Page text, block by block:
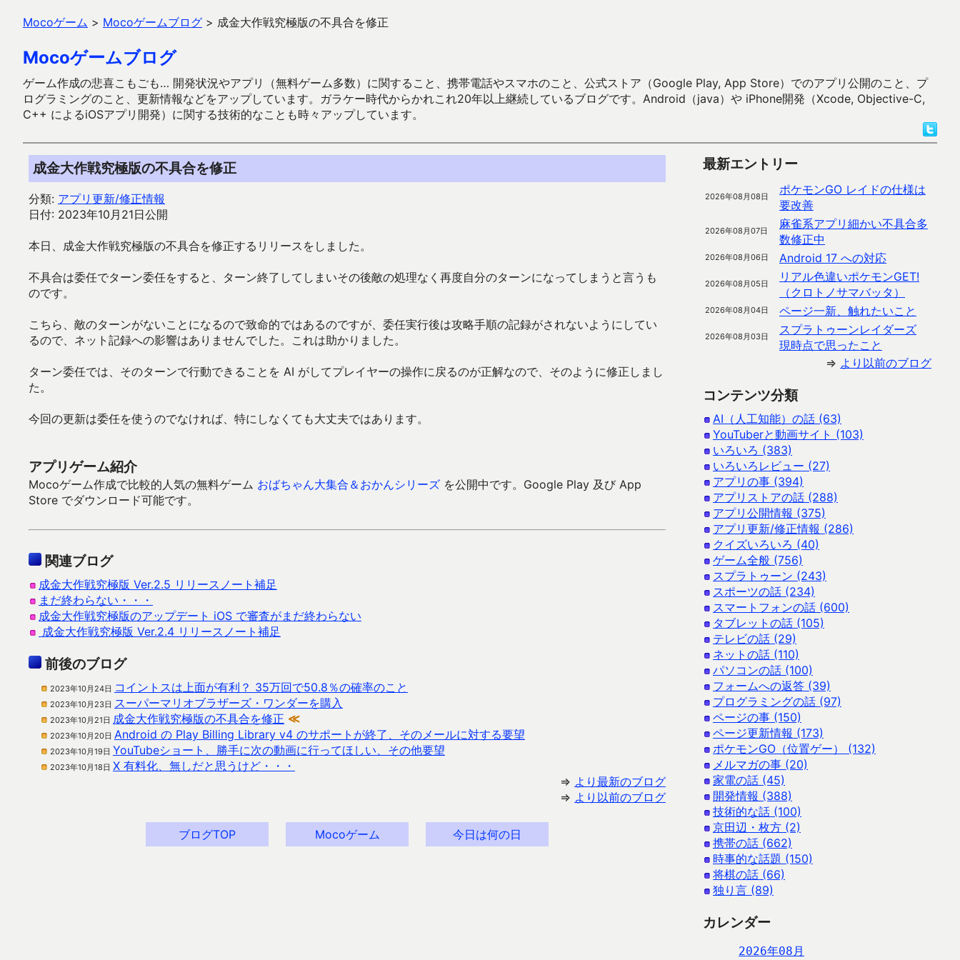
Mocoゲーム > Mocoゲームブログ > 成金大作戦究極版の不具合を修正
Mocoゲームブログ
ゲーム作成の悲喜こもごも… 開発状況やアプリ（無料ゲーム多数）に関すること、携帯電話やスマホのこと、公式ストア（Google Play, App Store）でのアプリ公開のこと、プ
ログラミングのこと、更新情報などをアップしています。ガラケー時代からかれこれ20年以上継続しているブログです。Android（java）や iPhone開発（Xcode, Objective-C,
C++ によるiOSアプリ開発）に関する技術的なことも時々アップしています。
成金大作戦究極版の不具合を修正
分類: アプリ更新/修正情報
日付: 2023年10月21日公開
本日、成金大作戦究極版の不具合を修正するリリースをしました。
不具合は委任でターン委任をすると、ターン終了してしまいその後敵の処理なく再度自分のターンになってしまうと言うも
のです。
こちら、敵のターンがないことになるので致命的ではあるのですが、委任実行後は攻略手順の記録がされないようにしてい
るので、ネット記録への影響はありませんでした。これは助かりました。
ターン委任では、そのターンで行動できることを AI がしてプレイヤーの操作に戻るのが正解なので、そのように修正しまし
た。
今回の更新は委任を使うのでなければ、特にしなくても大丈夫ではあります。
アプリゲーム紹介
Mocoゲーム作成で比較的人気の無料ゲーム おばちゃん大集合＆おかんシリーズ を公開中です。Google Play 及び App
Store でダウンロード可能です。
関連ブログ
成金大作戦究極版 Ver.2.5 リリースノート補足
まだ終わらない・・・
成金大作戦究極版のアップデート iOS で審査がまだ終わらない
成金大作戦究極版 Ver.2.4 リリースノート補足
前後のブログ
2023年10月24日 コイントスは上面が有利？ 35万回で50.8％の確率のこと
2023年10月23日 スーパーマリオブラザーズ・ワンダーを購入
2023年10月21日 成金大作戦究極版の不具合を修正 ≪
2023年10月20日 Android の Play Billing Library v4 のサポートが終了、そのメールに対する要望
2023年10月19日 YouTubeショート、勝手に次の動画に行ってほしい、その他要望
2023年10月18日 X 有料化、無しだと思うけど・・・
⇒ より最新のブログ
⇒ より以前のブログ
ブログTOP Mocoゲーム 今日は何の日
最新エントリー
2026年08月08日
ポケモンGO レイドの仕様は
要改善
2026年08月07日
麻雀系アプリ細かい不具合多
数修正中
2026年08月06日 Android 17 への対応
2026年08月05日
リアル色違いポケモンGET!
（クロトノサマバッタ）
2026年08月04日 ページ一新、触れたいこと
2026年08月03日
スプラトゥーンレイダーズ
現時点で思ったこと
⇒ より以前のブログ
コンテンツ分類
AI（人工知能）の話 (63)
YouTuberと動画サイト (103)
いろいろ (383)
いろいろレビュー (27)
アプリの事 (394)
アプリストアの話 (288)
アプリ公開情報 (375)
アプリ更新/修正情報 (286)
クイズいろいろ (40)
ゲーム全般 (756)
スプラトゥーン (243)
スポーツの話 (234)
スマートフォンの話 (600)
タブレットの話 (105)
テレビの話 (29)
ネットの話 (110)
パソコンの話 (100)
フォームへの返答 (39)
プログラミングの話 (97)
ページの事 (150)
ページ更新情報 (173)
ポケモンGO（位置ゲー） (132)
メルマガの事 (20)
家電の話 (45)
開発情報 (388)
技術的な話 (100)
京田辺・枚方 (2)
携帯の話 (662)
時事的な話題 (150)
将棋の話 (66)
独り言 (89)
カレンダー
2026年08月